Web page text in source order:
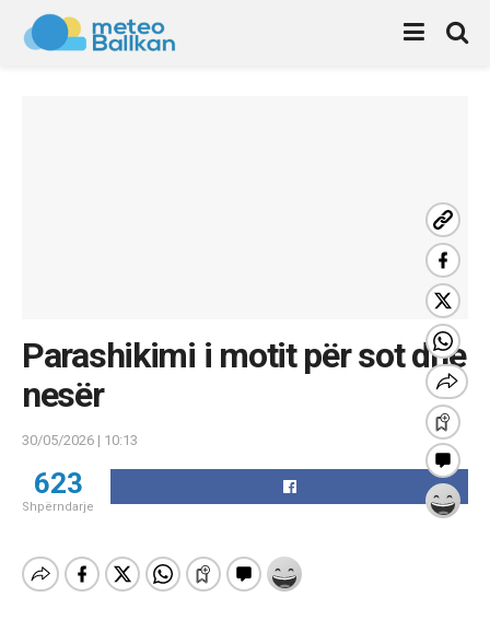
Parashikimi i motit për sot dhe
nesër
30/05/2026 | 10:13
623
Shpërndarje